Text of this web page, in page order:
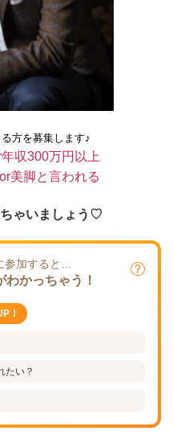
方を募集します♪
収300万円以上
美脚と言われる
ゃいましょう♡
参加すると…
かっちゃう！
！
たい？